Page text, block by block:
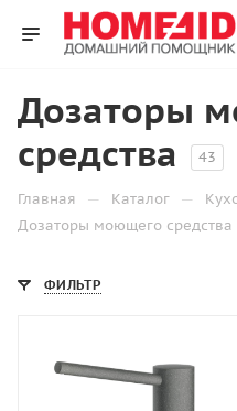
Дозаторы
средства
43
Главная — Каталог —
Дозаторы моющего средства
ФИЛЬТР